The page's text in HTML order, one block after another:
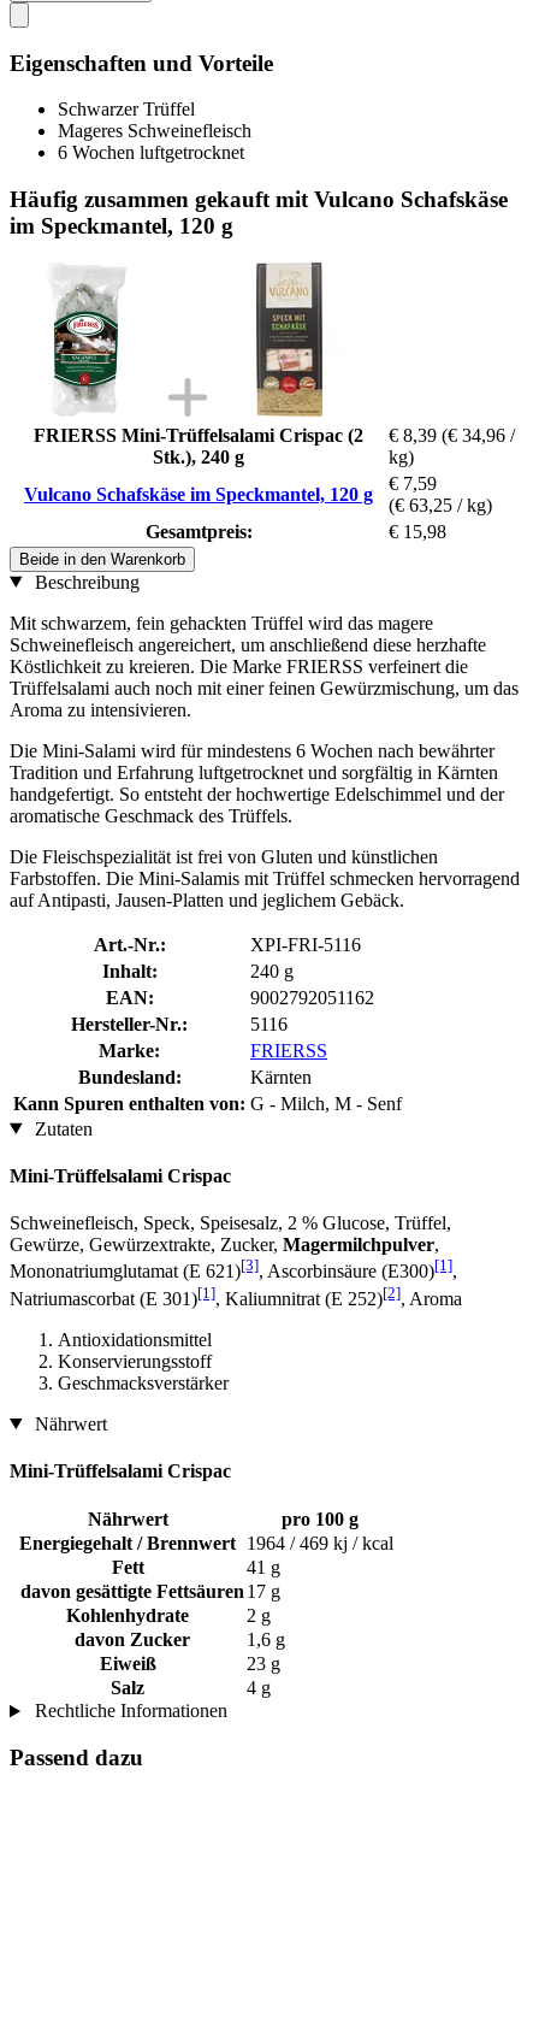
Eigenschaften und Vorteile
Schwarzer Trüffel
Mageres Schweinefleisch
6 Wochen luftgetrocknet
Häufig zusammen gekauft mit Vulcano Schafskäse
im Speckmantel, 120 g
FRIERSS Mini-Trüffelsalami Crispac (2
Stk.), 240 g
€ 8,39 (€ 34,96 /
kg)
Vulcano Schafskäse im Speckmantel, 120 g
€ 7,59
(€ 63,25 / kg)
Gesamtpreis:
€ 15,98
Beide in den Warenkorb
Beschreibung
Mit schwarzem, fein gehackten Trüffel wird das magere
Schweinefleisch angereichert, um anschließend diese herzhafte
Köstlichkeit zu kreieren. Die Marke FRIERSS verfeinert die
Trüffelsalami auch noch mit einer feinen Gewürzmischung, um das
Aroma zu intensivieren.
Die Mini-Salami wird für mindestens 6 Wochen nach bewährter
Tradition und Erfahrung luftgetrocknet und sorgfältig in Kärnten
handgefertigt. So entsteht der hochwertige Edelschimmel und der
aromatische Geschmack des Trüffels.
Die Fleischspezialität ist frei von Gluten und künstlichen
Farbstoffen. Die Mini-Salamis mit Trüffel schmecken hervorragend
auf Antipasti, Jausen-Platten und jeglichem Gebäck.
Art.-Nr.:
XPI-FRI-5116
Inhalt:
240 g
EAN:
9002792051162
Hersteller-Nr.:
5116
Marke:
FRIERSS
Bundesland:
Kärnten
Kann Spuren enthalten von: G - Milch, M - Senf
Zutaten
Mini-Trüffelsalami Crispac
Schweinefleisch, Speck, Speisesalz, 2 % Glucose, Trüffel,
Gewürze, Gewürzextrakte, Zucker, Magermilchpulver,
Mononatriumglutamat (E 621)[3], Ascorbinsäure (E300)[1],
Natriumascorbat (E 301)[1], Kaliumnitrat (E 252)[2], Aroma
Antioxidationsmittel
Konservierungsstoff
Geschmacksverstärker
Nährwert
Mini-Trüffelsalami Crispac
Nährwert
pro 100 g
Energiegehalt / Brennwert 1964 / 469 kj / kcal
Fett
41 g
davon gesättigte Fettsäuren 17 g
Kohlenhydrate
2 g
davon Zucker
1,6 g
Eiweiß
23 g
Salz
4 g
Rechtliche Informationen
Passend dazu